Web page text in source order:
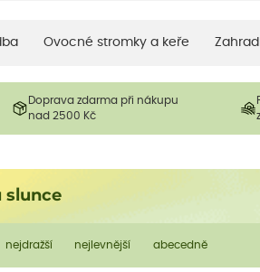
Ovocné stromky a keře
Doprava zdarma při nákupu
nad 2500 Kč
slunce
nejdražší nejlevnější abecedně